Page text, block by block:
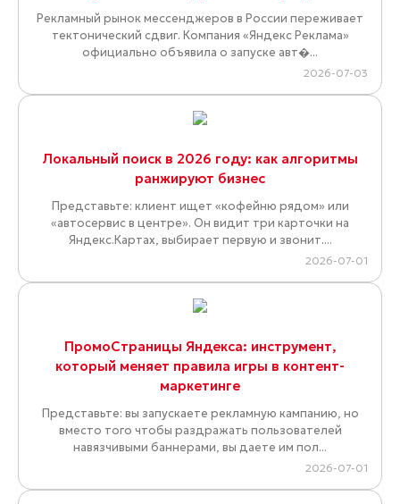
Рекламный рынок мессенджеров в России переживает
тектонический сдвиг. Компания «Яндекс Реклама»
официально объявила о запуске авт�...
2026-07-03
Локальный поиск в 2026 году: как алгоритмы
ранжируют бизнес
Представьте: клиент ищет «кофейню рядом» или
«автосервис в центре». Он видит три карточки на
Яндекс.Картах, выбирает первую и звонит....
2026-07-01
ПромоСтраницы Яндекса: инструмент,
который меняет правила игры в контент-
маркетинге
Представьте: вы запускаете рекламную кампанию, но
вместо того чтобы раздражать пользователей
навязчивыми баннерами, вы даете им пол...
2026-07-01